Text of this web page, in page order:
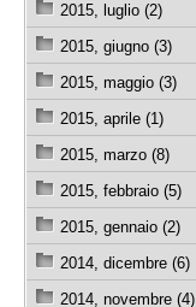
2015, luglio (2)
2015, giugno (3)
2015, maggio (3)
2015, aprile (1)
2015, marzo (8)
2015, febbraio (5)
2015, gennaio (2)
2014, dicembre (6)
2014, novembre (4)